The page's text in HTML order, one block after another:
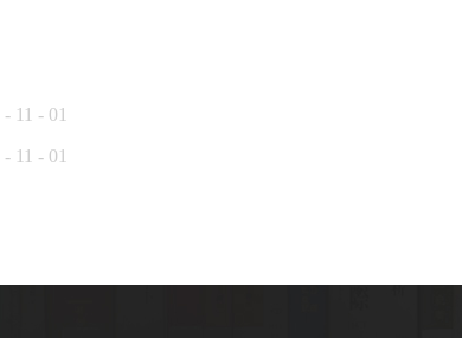
- 11 - 01
- 11 - 01